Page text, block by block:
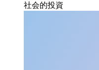
社会的投資